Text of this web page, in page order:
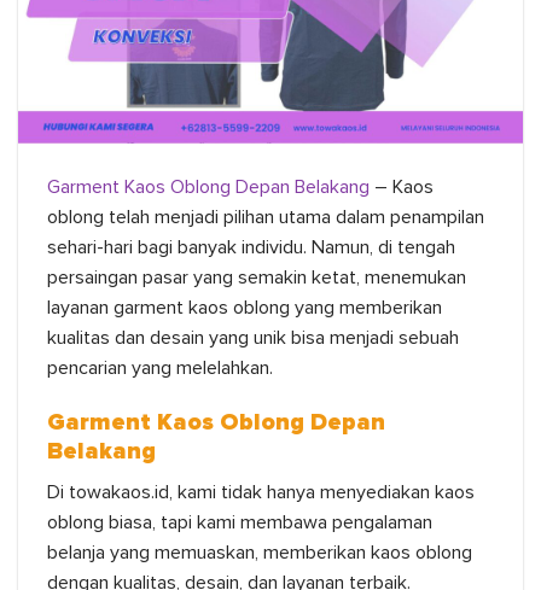
Garment Kaos Oblong Depan Belakang – Kaos
oblong telah menjadi pilihan utama dalam penampilan
sehari-hari bagi banyak individu. Namun, di tengah
persaingan pasar yang semakin ketat, menemukan
layanan garment kaos oblong yang memberikan
kualitas dan desain yang unik bisa menjadi sebuah
pencarian yang melelahkan.
Garment Kaos Oblong Depan
Belakang
Di towakaos.id, kami tidak hanya menyediakan kaos
oblong biasa, tapi kami membawa pengalaman
belanja yang memuaskan, memberikan kaos oblong
dengan kualitas, desain, dan layanan terbaik.